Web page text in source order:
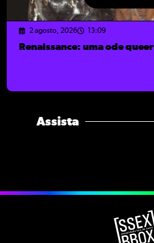
2 agosto, 2026 13:09
Renaissance: uma ode queer
Assista